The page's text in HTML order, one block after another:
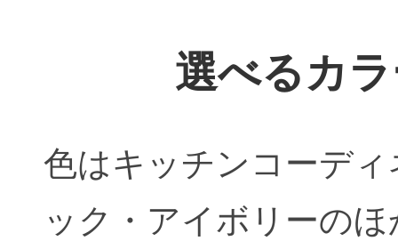
選べるカ
色はキッチンコーデ
ック・アイボリーの